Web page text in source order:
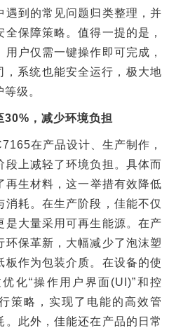
遇到的常见问题归类整理，并
保障策略。值得一提的是，
户仅需一键操作即可完成，
，系统也能安全运行，极大地
级。
，减少环境负担
在产品设计、生产制作，
段上减轻了环境负担。具体而
再生材料，这一举措有效降低
消耗。在生产阶段，佳能不仅
是大量采用可再生能源。在产
保革新，大幅减少了泡沫塑
作为包装介质。在设备的使
化“操作用户界面(UI)”和控
策略，实现了电能的高效管
此外，佳能还在产品的日常